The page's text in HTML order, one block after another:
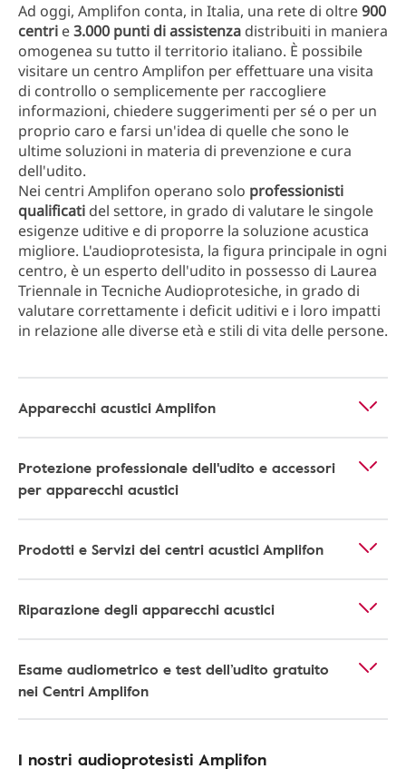
Ad oggi, Amplifon conta, in Italia, una rete di oltre900
centri e3.000 punti di assistenza distribuiti in maniera
omogenea su tutto il territorio italiano. È possibile
visitare un centro Amplifon per effettuare una visita
di controllo o semplicemente per raccogliere
informazioni, chiedere suggerimenti per sé o per un
proprio caro e farsi un'idea di quelle che sono le
ultime soluzioni in materia di prevenzione e cura
dell'udito.
Nei centri Amplifon operano solo professionisti
qualificati del settore, in grado di valutare le singole
esigenze uditive e di proporre la soluzione acustica
migliore. L'audioprotesista, la figura principale in ogni
centro, è un esperto dell'udito in possesso di Laurea
Triennale in Tecniche Audioprotesiche, in grado di
valutare correttamente i deficit uditivi e i loro impatti
in relazione alle diverse età e stili di vita delle persone.
Apparecchi acustici Amplifon
Protezione professionale dell'udito e accessori
per apparecchi acustici
Prodotti e Servizi dei centri acustici Amplifon
Riparazione degli apparecchi acustici
Esame audiometrico e test dell’udito gratuito
nei Centri Amplifon
I nostri audioprotesisti Amplifon